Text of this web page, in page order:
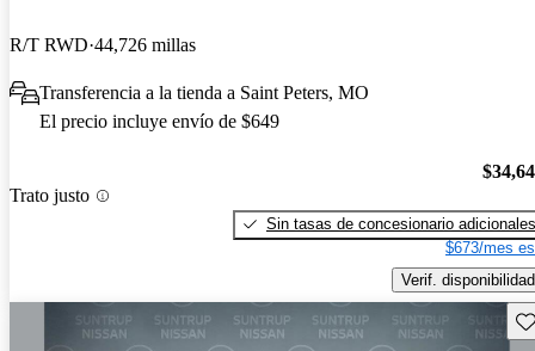
R/T RWD 44,726 millas
Transferencia a la tienda a Saint Peters, MO
El precio incluye envío de $649
Trato justo
Sin tasas de concesionario adicionales
$673/mes
Verif. disponibilidad